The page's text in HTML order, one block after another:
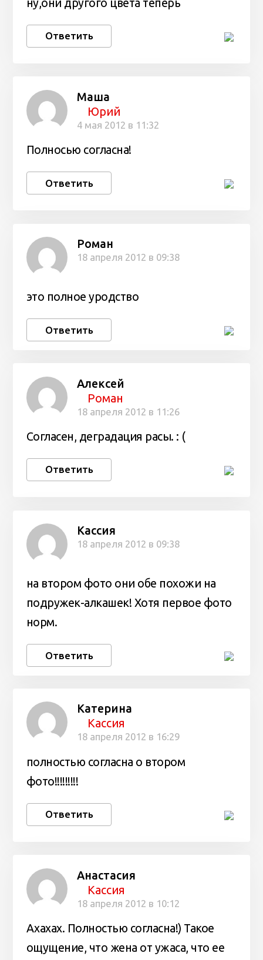
ну,они другого цвета теперь
Ответить
Маша
Юрий
4 мая 2012 в 11:32
Полносью согласна!
Ответить
Роман
18 апреля 2012 в 09:38
это полное уродство
Ответить
Алексей
Роман
18 апреля 2012 в 11:26
Согласен, деградация расы. : (
Ответить
Кассия
18 апреля 2012 в 09:38
на втором фото они обе похожи на
подружек-алкашек! Хотя первое фото
норм.
Ответить
Катерина
Кассия
18 апреля 2012 в 16:29
полностью согласна о втором
фото!!!!!!!!!
Ответить
Анастасия
Кассия
18 апреля 2012 в 10:12
Ахахах. Полностью согласна!) Такое
ощущение, что жена от ужаса, что ее